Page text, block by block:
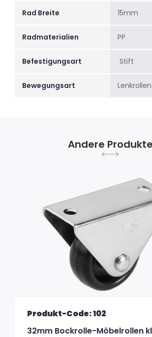
Rad Breite 15mm
Radmaterialien PP
Befestigungsart Stift
Bewegungsart Lenkrollen
Andere Produkte
Produkt-Code: 102
32mm Bockrolle-Möbelrollen